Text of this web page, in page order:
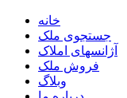
خانه
جستجوی ملک
آژانسهای املاک
فروش ملک
وبلاگ